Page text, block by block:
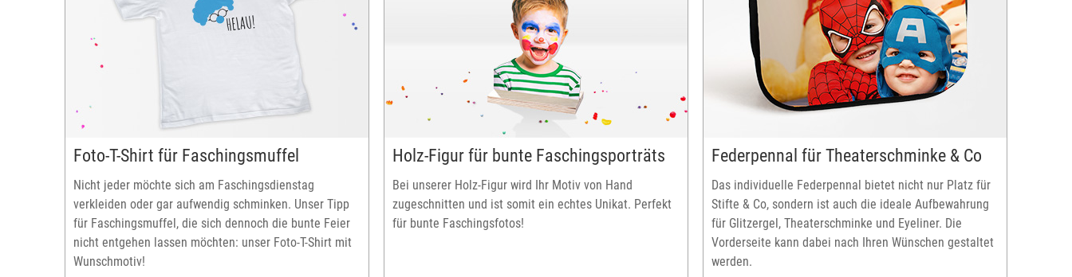
Foto-T-Shirt für Faschingsmuffel
Nicht jeder möchte sich am Faschingsdienstag
verkleiden oder gar aufwendig schminken. Unser Tipp
für Faschingsmuffel, die sich dennoch die bunte Feier
nicht entgehen lassen möchten: unser Foto-T-Shirt mit
Wunschmotiv!
Holz-Figur für bunte Faschingsporträts
Bei unserer Holz-Figur wird Ihr Motiv von Hand
zugeschnitten und ist somit ein echtes Unikat. Perfekt
für bunte Faschingsfotos!
Federpennal für Theaterschminke & Co
Das individuelle Federpennal bietet nicht nur Platz für
Stifte & Co, sondern ist auch die ideale Aufbewahrung
für Glitzergel, Theaterschminke und Eyeliner. Die
Vorderseite kann dabei nach Ihren Wünschen gestaltet
werden.